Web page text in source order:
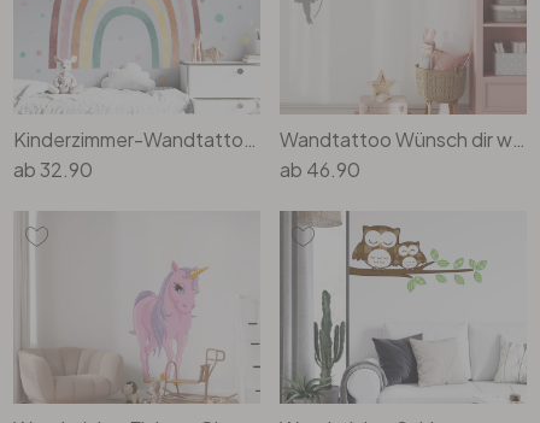
Wohnzimmer
Schlafzimmer
Kinderzimmer
Jugendzimmer
Bad
Wohnzimmer
Schlafzimmer
Kinderzimmer
Flur
Tapeten Grün
Tapeten Pink & Rosa
Tapeten Lila & Violett
Wohnzimmer
Schlafzimmer
ab32.90
ab 46.90